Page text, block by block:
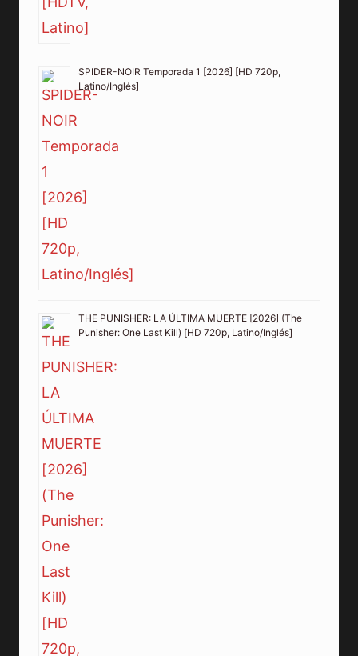
SPIDER-NOIR Temporada 1 [2026] [HD 720p,
Latino/Inglés]
THE PUNISHER: LA ÚLTIMA MUERTE [2026] (The
Punisher: One Last Kill) [HD 720p, Latino/Inglés]